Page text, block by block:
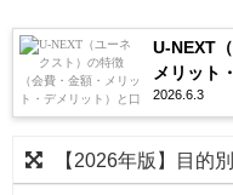
U-NEXT
メリット
2026.6.3
【2026年版】目的